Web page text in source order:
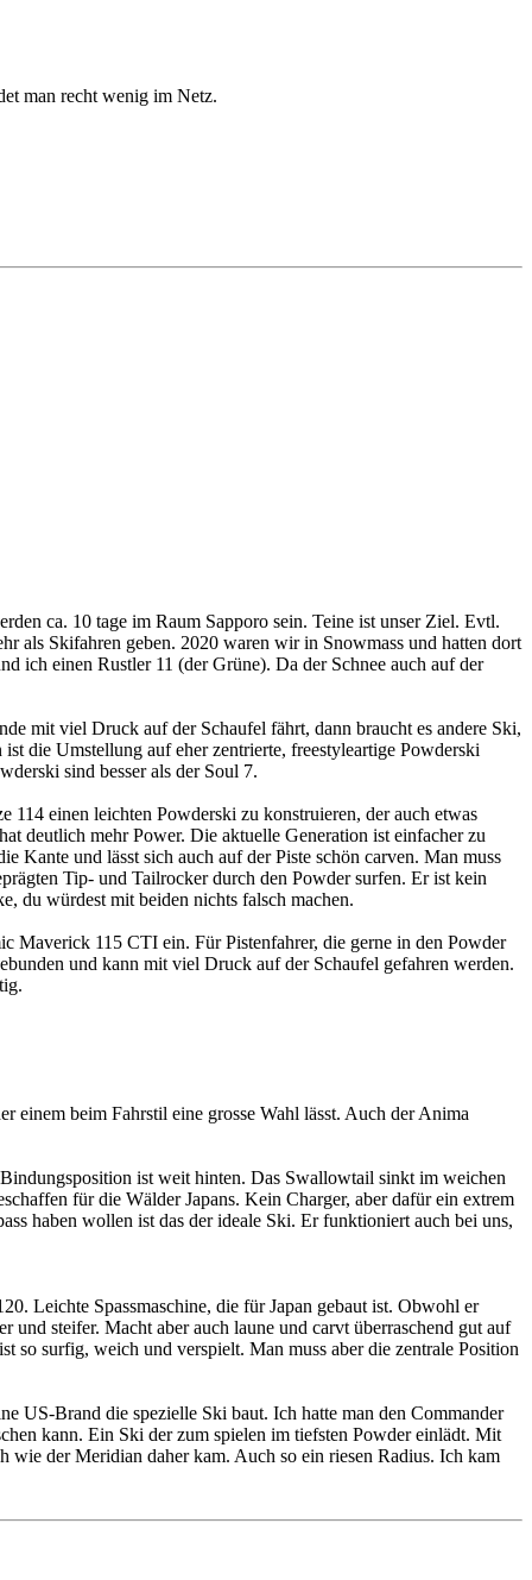
man recht wenig im Netz.
ca. 10 tage im Raum Sapporo sein. Teine ist unser Ziel. Evtl.
als Skifahren geben. 2020 waren wir in Snowmass und hatten dort
ich einen Rustler 11 (der Grüne). Da der Schnee auch auf der
mit viel Druck auf der Schaufel fährt, dann braucht es andere Ski,
die Umstellung auf eher zentrierte, freestyleartige Powderski
sind besser als der Soul 7.
einen leichten Powderski zu konstruieren, der auch etwas
deutlich mehr Power. Die aktuelle Generation ist einfacher zu
Kante und lässt sich auch auf der Piste schön carven. Man muss
Tip- und Tailrocker durch den Powder surfen. Er ist kein
du würdest mit beiden nichts falsch machen.
Maverick 115 CTI ein. Für Pistenfahrer, die gerne in den Powder
und kann mit viel Druck auf der Schaufel gefahren werden.
einem beim Fahrstil eine grosse Wahl lässt. Auch der Anima
ist weit hinten. Das Swallowtail sinkt im weichen
für die Wälder Japans. Kein Charger, aber dafür ein extrem
haben wollen ist das der ideale Ski. Er funktioniert auch bei uns,
Leichte Spassmaschine, die für Japan gebaut ist. Obwohl er
steifer. Macht aber auch laune und carvt überraschend gut auf
so surfig, weich und verspielt. Man muss aber die zentrale Position
US-Brand die spezielle Ski baut. Ich hatte man den Commander
kann. Ein Ski der zum spielen im tiefsten Powder einlädt. Mit
der Meridian daher kam. Auch so ein riesen Radius. Ich kam